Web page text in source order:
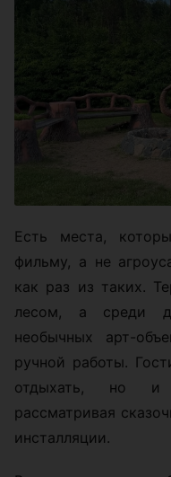
Есть места,
фильму, а не
как раз из таких.
лесом, а среди
необычных арт-
ручной работы.
отдыхать, но и
рассматривая
инсталляции.